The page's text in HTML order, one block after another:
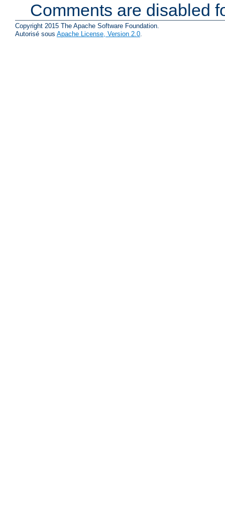
Comments are disabled
Copyright 2015 The Apache Software Foundation.
Autorisé sous Apache License, Version 2.0